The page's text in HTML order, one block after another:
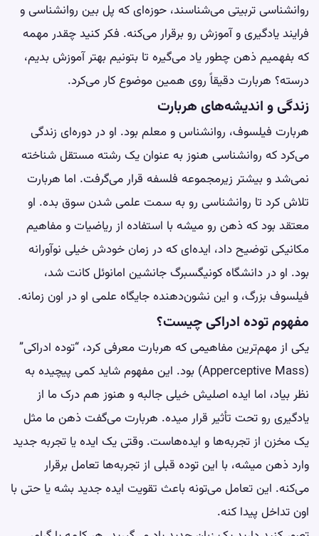
روانشناسی تربیتی می‌شناسند، حوزه‌ای که پل بین روانشناسی و
فرایند یادگیری و آموزش رو برقرار می‌کنه. فکر کنید چقدر مهمه
که بفهمیم ذهن چطور یاد می‌گیره تا بتونیم بهتر آموزش بدیم،
درسته؟ هربارت دقیقاً روی همین موضوع کار می‌کرد.
زندگی و اندیشه‌های هربارت
هربارت فیلسوف، روانشناس و معلم بود. او در دوره‌ای زندگی
می‌کرد که روانشناسی هنوز به عنوان یک رشته مستقل شناخته
نمی‌شد و بیشتر زیرمجموعه فلسفه قرار می‌گرفت. اما هربارت
تلاش کرد تا روانشناسی رو به سمت علمی شدن سوق بده. او
معتقد بود که ذهن رو میشه با استفاده از ریاضیات و مفاهیم
مکانیکی توضیح داد، ایده‌ای که در زمان خودش خیلی نوآورانه
بود. او در دانشگاه کونیگسبرگ جانشین امانوئل کانت شد،
فیلسوف بزرگ، و این نشون‌دهنده جایگاه علمی او در اون زمانه.
مفهوم توده ادراکی چیست؟
یکی از مهم‌ترین مفاهیمی که هربارت معرفی کرد، “توده ادراکی”
(Apperceptive Mass) بود. این مفهوم شاید کمی پیچیده به
نظر بیاد، اما ایده اصلیش خیلی جالبه و هنوز هم درک ما از
یادگیری رو تحت تأثیر قرار میده. هربارت می‌گفت ذهن ما مثل
یک مخزن از تجربه‌ها و ایده‌هاست. وقتی یک ایده یا تجربه جدید
وارد ذهن میشه، با این توده قبلی از تجربه‌ها تعامل برقرار
می‌کنه. این تعامل می‌تونه باعث تقویت ایده جدید بشه یا حتی با
اون تداخل پیدا کنه.